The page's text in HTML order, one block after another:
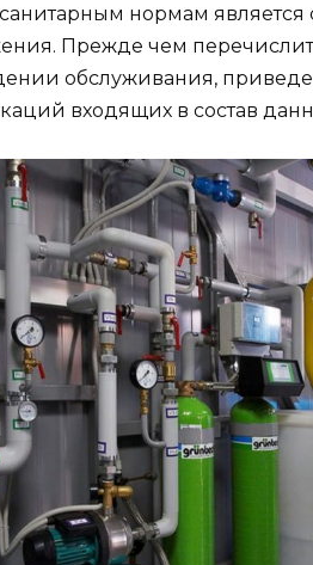
нормам
Прежде чем
обслуживания,
входящих в состав